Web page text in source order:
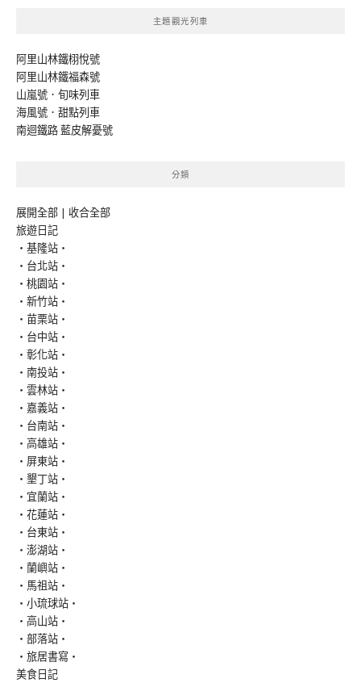
主題觀光列車
阿里山林鐵栩悅號
阿里山林鐵福森號
山嵐號．旬味列車
海風號．甜點列車
南迴鐵路 藍皮解憂號
分類
展開全部 | 收合全部
旅遊日記
‧基隆站‧
‧台北站‧
‧桃園站‧
‧新竹站‧
‧苗栗站‧
‧台中站‧
‧彰化站‧
‧南投站‧
‧雲林站‧
‧嘉義站‧
‧台南站‧
‧高雄站‧
‧屏東站‧
‧墾丁站‧
‧宜蘭站‧
‧花蓮站‧
‧台東站‧
‧澎湖站‧
‧蘭嶼站‧
‧馬祖站‧
‧小琉球站‧
‧高山站‧
‧部落站‧
‧旅居書寫‧
美食日記